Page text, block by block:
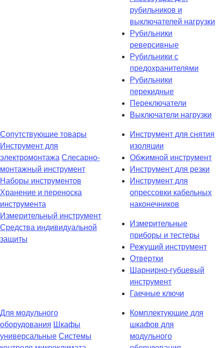
рубильников и
выключателей нагрузки
Рубильники
реверсивные
Рубильники с
предохранителями
Рубильники
перекидные
Переключатели
Выключатели нагрузки
Сопутствующие товары
Инструмент для
электромонтажа Слесарно-
монтажный инструмент
Наборы инструментов
Хранение и переноска
инструмента
Измерительный инструмент
Средства индивидуальной
защиты
Инструмент для снятия
изоляции
Обжимной инструмент
Инструмент для резки
Инструмент для
опрессовки кабельных
наконечников
Измерительные
приборы и тестеры
Режущий инструмент
Отвертки
Шарнирно-губцевый
инструмент
Гаечные ключи
Для модульного
оборудования Шкафы
универсальные Системы
Комплектующие для
шкафов для
модульного